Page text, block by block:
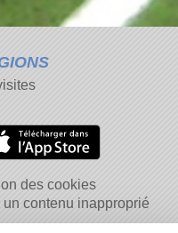
des cookies
un contenu inapproprié